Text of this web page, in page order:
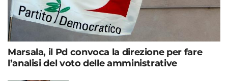
Marsala, il Pd convoca la direzione per fare
l’analisi del voto delle amministrative